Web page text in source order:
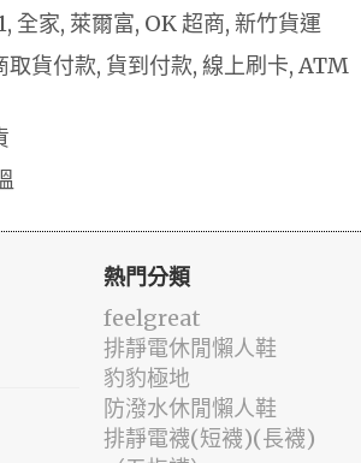
全家, 萊爾富, OK 超商, 新竹貨運
取貨付款, 貨到付款, 線上刷卡, ATM
熱門分類
feelgreat
排靜電休閒懶人鞋
豹豹極地
防潑水休閒懶人鞋
排靜電襪(短襪)(長襪)